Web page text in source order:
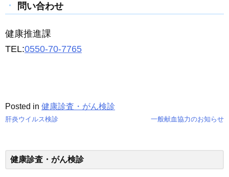
問い合わせ
健康推進課
TEL:0550-70-7765
Posted in 健康診査・がん検診
稿
ナ
肝炎ウイルス検診 一般献血協力のお知らせ
健康診査・がん検診